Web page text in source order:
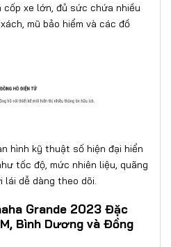
cốp xe lớn, đủ sức chứa nhiều
mũ bảo hiểm và các đồ
hình kỹ thuật số hiện đại hiển
tốc độ, mức nhiên liệu, quãng
dễ dàng theo dõi.
Grande 2023 Đặc
Bình Dương và Đồng